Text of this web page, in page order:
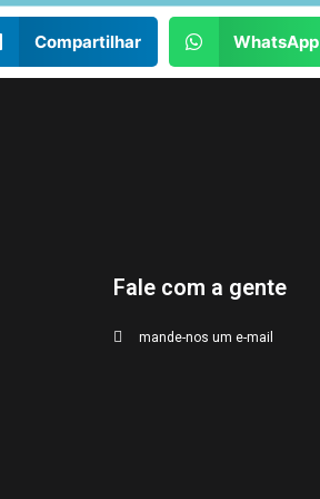
Compartilhar WhatsApp
Fale com a gente
mande-nos um e-mail